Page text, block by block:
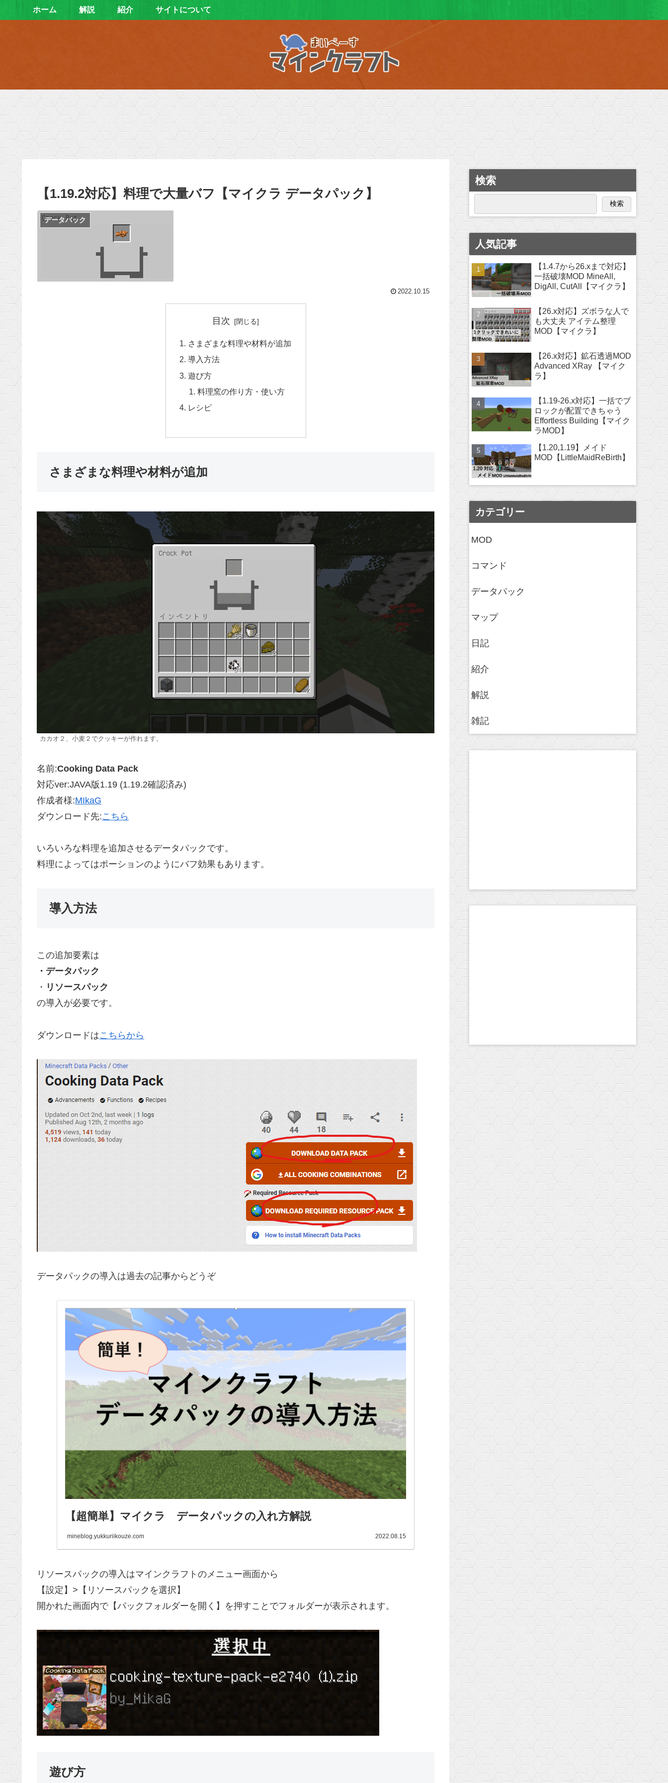
ホーム 解説 紹介 サイトについて
【1.19.2対応】料理で大量バフ【マイクラ データパック】
データパック
2022.10.15
目次
さまざまな料理や材料が追加
導入方法
遊び方
料理窯の作り方・使い方
レシピ
さまざまな料理や材料が追加
カカオ２、小麦２でクッキーが作れます。
名前:Cooking Data Pack
対応ver:JAVA版1.19 (1.19.2確認済み)
作成者様:MIkaG
ダウンロード先:こちら
いろいろな料理を追加させるデータパックです。
料理によってはポーションのようにバフ効果もあります。
導入方法
この追加要素は
・データパック
・ リソースパック
の導入が必要です。
ダウンロードはこちらから
データパックの導入は過去の記事からどうぞ
【超簡単】マイクラ データパックの入れ方解説
mineblog.yukkuriikouze.com 2022.08.15
リソースパックの導入はマインクラフトのメニュー画面から
【設定】>【リソースパックを選択】
開かれた画面内で【パックフォルダーを開く】を押すことでフォルダーが表示されます。
遊び方
検索
検索
人気記事
【1.4.7から26.xまで対応】
一括破壊MOD MineAll,
DigAll, CutAll【マイクラ】
【26.x対応】ズボラな人で
も大丈夫 アイテム整理
MOD【マイクラ】
【26.x対応】鉱石透過MOD
Advanced XRay 【マイク
ラ】
【1.19-26.x対応】一括でブ
ロックが配置できちゃう
Effortless Building【マイク
ラMOD】
【1.20,1.19】メイド
MOD【LittleMaidReBirth】
カテゴリー
MOD
コマンド
データパック
マップ
日記
紹介
解説
雑記